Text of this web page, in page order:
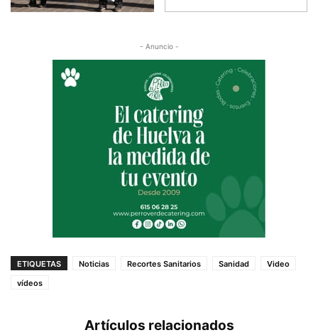
- Anuncio -
ETIQUETAS Noticias Recortes Sanitarios Sanidad
Video
vídeos
Artículos relacionados